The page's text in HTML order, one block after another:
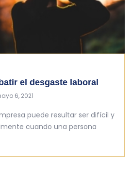
el desgaste laboral
6, 2021
puede resultar ser difícil y
cuando una persona